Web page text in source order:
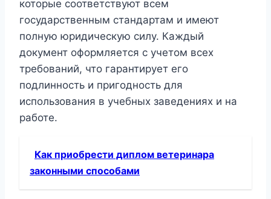
которые соответствуют всем
государственным стандартам и имеют
полную юридическую силу. Каждый
документ оформляется с учетом всех
требований, что гарантирует его
подлинность и пригодность для
использования в учебных заведениях и на
работе.
Как приобрести диплом ветеринара
законными способами